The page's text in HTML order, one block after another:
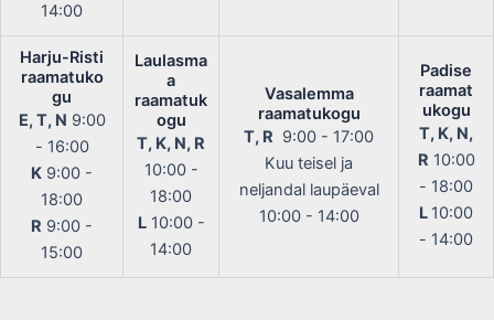
14:00
Harju-Risti
raamatuko
gu
E, T, N 9:00
- 16:00
K 9:00 -
18:00
R 9:00 -
15:00
Laulasma
a
raamatuk
ogu
T, K, N, R
10:00 -
18:00
L10:00 -
14:00
Vasalemma
raamatukogu
T, R 9:00 - 17:00
Kuu teisel ja
neljandal laupäeval
10:00 - 14:00
Padise
raamat
ukogu
T, K, N,
R 10:00
- 18:00
L 10:00
- 14:00